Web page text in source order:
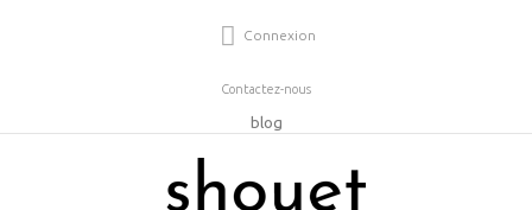
Connexion
Contactez-nous
blog